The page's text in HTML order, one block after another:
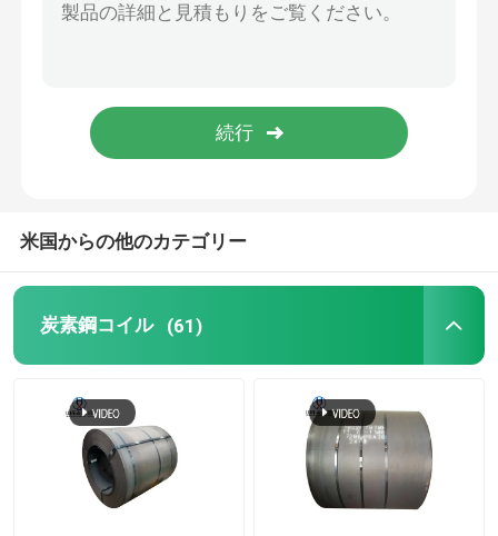
炭素鋼棒
スチールプロファイル
米国からの他のカテゴリー
炭素鋼コイル (61)